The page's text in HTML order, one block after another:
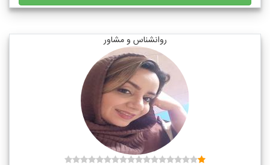
روانشناس و مشاور